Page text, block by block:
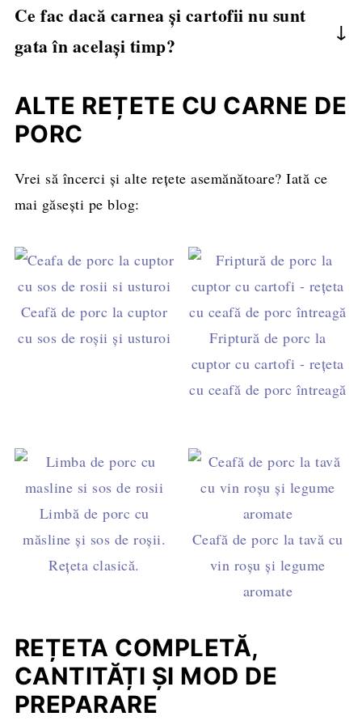
uitați să agitați coșul la jumătatea timpului de
gătire pentru ca toți cartofii să se rumenească
uniform.
obținerea unei texturi crocante pentru cartofi.
cantitatea de ulei folosită, deoarece aceștia sunt
deja parțial prăjiți. Timpul de gătire va fi
pentru a vă asigura că nu se ard.
Ce fac dacă carnea și cartofii nu sunt
gata în același timp?
păstrați acoperită pentru a o menține caldă, în
timp ce continuați să gătiți cartofii până se
ALTE REȚETE CU CARNE DE
PORC
Vrei să încerci și alte rețete asemănătoare? Iată ce
mai găsești pe blog:
Ceafă de porc la cuptor
cu sos de roşii şi usturoi
Friptură de porc la
cuptor cu cartofi - rețeta
cu ceafă de porc întreagă
Limbă de porc cu
măsline și sos de roșii.
Rețeta clasică.
Ceafă de porc la tavă cu
vin roşu şi legume
aromate
REȚETA COMPLETĂ,
CANTITĂȚI ȘI MOD DE
PREPARARE